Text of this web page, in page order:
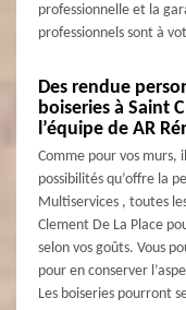
professionnelle et la
professionnels sont à
Des rendue
boiseries à Saint
l’équipe de AR
Comme pour vos murs,
possibilités qu’offre la
Multiservices , toutes
Clement De La Place
selon vos goûts. Vous
pour en conserver
Les boiseries pourront